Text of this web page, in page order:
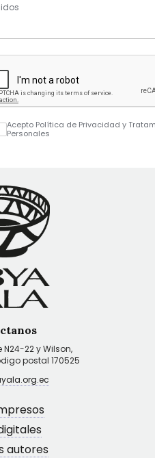
Acepto Política de Privacidad y
Personales
N24-22 y Wilson,
postal 170525
autores